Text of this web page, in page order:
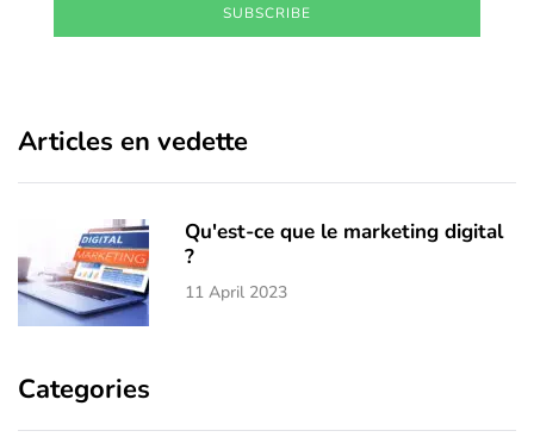
SUBSCRIBE
Articles en vedette
Qu'est-ce que le marketing digital
?
11 April 2023
Categories